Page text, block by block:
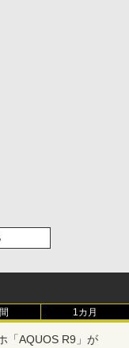
1カ月
「AQUOS R9」が